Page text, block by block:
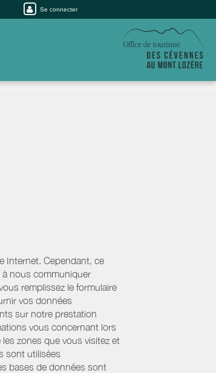
Se connecter
Internet. Cependant, ce
à nous communiquer
remplissez le formulaire
vos données
sur notre prestation
vous concernant lors
zones que vous visitez et
sont utilisées
bases de données sont